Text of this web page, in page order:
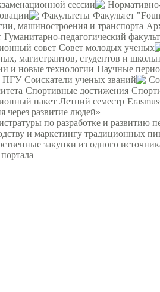
сессии
Факультеты Факультет
машиностроения и транспорта
Гуманитарно-педагогический
совет Совет молодых ученых
магистрантов, студентов и
и новые технологии Научные
ПГУ Соискатели ученых званий
Спортивные достижения
пакет Летний семестр
через развитие людей»
по разработке и развитию
и маркетингу традиционных
закупки из одного